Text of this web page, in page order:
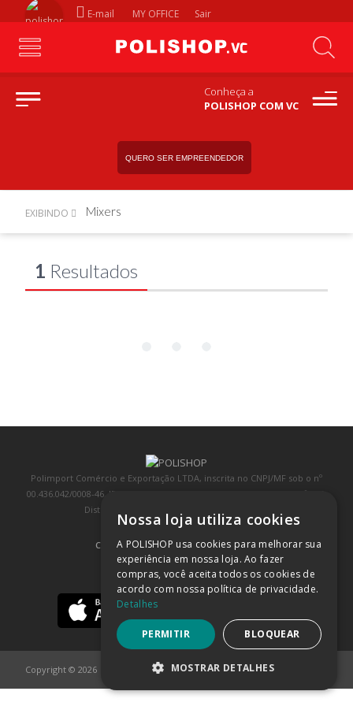
E-mail MY OFFICE Sair
Conheça a
POLISHOP COM VC
QUERO SER EMPREENDEDOR
EXIBINDO Mixers
1 Resultados
Polimport Comércio e Exportação LTDA, inscrita no CNPJ/MF sob o nº
00.436.042/0008-46, IE 407.458.707.103, com sede na Rua Kanebo, nº 175,
Distrito Industrial, Jundiaí/SP, CEP: 13213-090
COMPRA 100% SEGURA (SAIBA MAIS)
BAIXE NOSSO APP
Copyright © 2026
Nossa loja utiliza cookies
A POLISHOP usa cookies para melhorar sua
experiência em nossa loja. Ao fazer
compras, você aceita todos os cookies de
acordo com nossa política de privacidade.
Detalhes
PERMITIR BLOQUEAR
MOSTRAR DETALHES
ESTRITAMENTE NECESSÁRIOS